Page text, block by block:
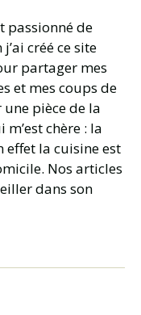
passionné de
créé ce site
partager mes
et mes coups de
pièce de la
chère : la
effet la cuisine est
Nos articles
dans son